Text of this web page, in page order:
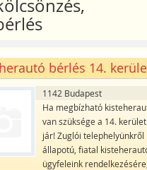
bérlés 14.
1142 Budapest
Ha megbízható
van szüksége a 14.
jár! Zuglói telephelyünkről
állapotú, fiatal
ügyfeleink